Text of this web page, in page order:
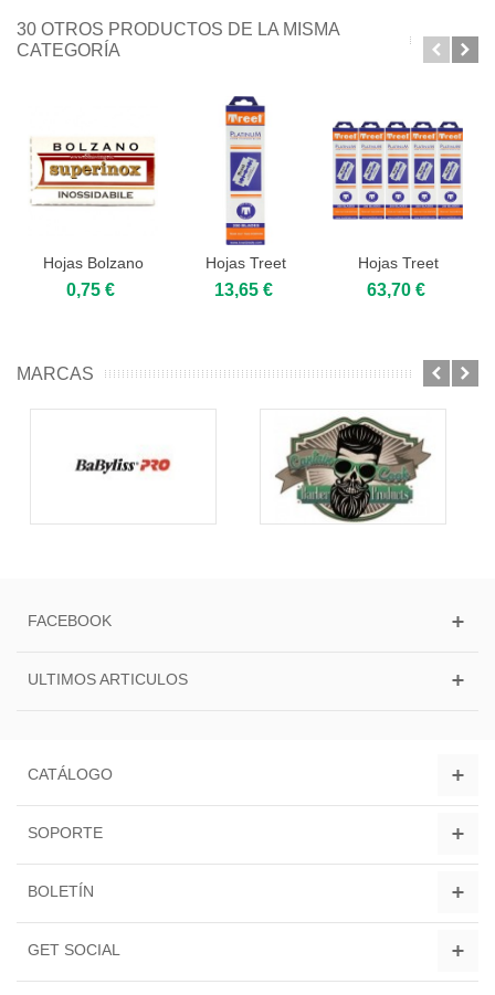
30 OTROS PRODUCTOS DE LA MISMA
CATEGORÍA
Hojas Bolzano
superinox, caja
0,75 €
Hojas Treet
platinum, caja
13,65 €
Hojas Treet
platinum, 5
63,70 €
MARCAS
FACEBOOK
ULTIMOS ARTICULOS
CATÁLOGO
SOPORTE
BOLETÍN
GET SOCIAL